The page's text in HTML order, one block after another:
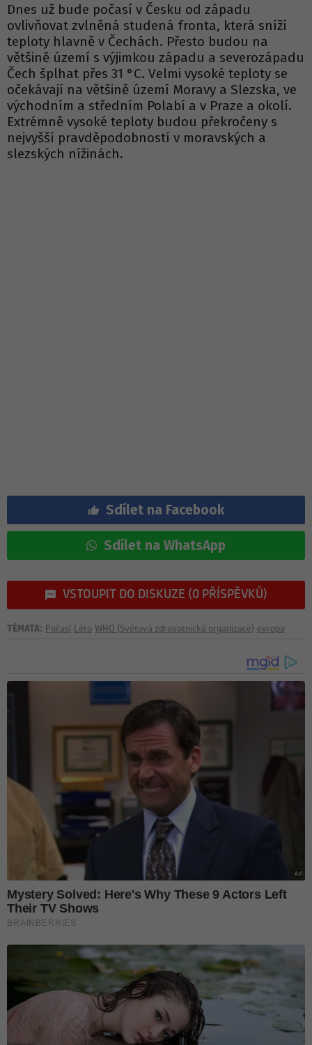
Dnes už bude počasí v Česku od západu
ovlivňovat zvlněná studená fronta, která sníží
teploty hlavně v Čechách. Přesto budou na
většině území s výjimkou západu a severozápadu
Čech šplhat přes 31 °C. Velmi vysoké teploty se
očekávají na většině území Moravy a Slezska, ve
východním a středním Polabí a v Praze a okolí.
Extrémně vysoké teploty budou překročeny s
nejvyšší pravděpodobností v moravských a
slezských nížinách.
Sdílet na Facebook
Sdílet na WhatsApp
VSTOUPIT DO DISKUZE (0 PŘÍSPĚVKŮ)
TÉMATA: Počasí Léto WHO (Světová zdravotnická organizace) evropa